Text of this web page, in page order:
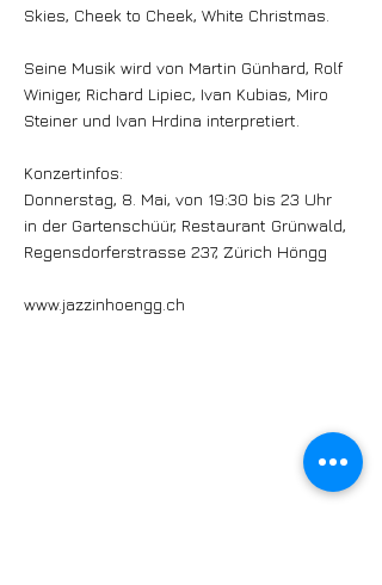
Skies, Cheek to Cheek, White Christmas.
Seine Musik wird von Martin Günhard, Rolf
Winiger, Richard Lipiec, Ivan Kubias, Miro
Steiner und Ivan Hrdina interpretiert.
Konzertinfos:
Donnerstag, 8. Mai, von 19:30 bis 23 Uhr
in der Gartenschüür, Restaurant Grünwald,
Regensdorferstrasse 237, Zürich Höngg
www.jazzinhoengg.ch